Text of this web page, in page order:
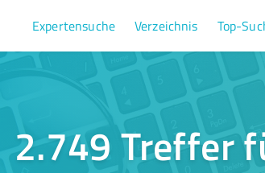
Expertensuche Verzeichnis Top-
2.749 Treffer